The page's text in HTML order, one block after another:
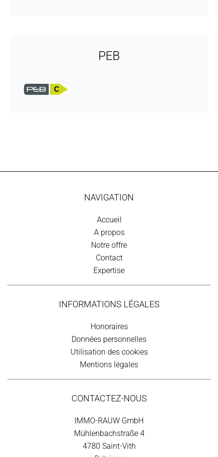
PEB
C
NAVIGATION
Accueil
A propos
Notre offre
Contact
Expertise
INFORMATIONS LÉGALES
Honoraires
Données personnelles
Utilisation des cookies
Mentions légales
CONTACTEZ-NOUS
IMMO-RAUW GmbH
Mühlenbachstraße 4
4780 Saint-Vith